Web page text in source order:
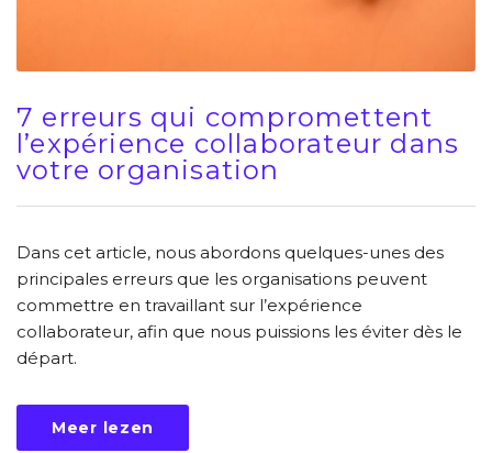
7 erreurs qui compromettent
l’expérience collaborateur dans
votre organisation
Dans cet article, nous abordons quelques-unes des
principales erreurs que les organisations peuvent
commettre en travaillant sur l’expérience
collaborateur, afin que nous puissions les éviter dès le
départ.
Meer lezen